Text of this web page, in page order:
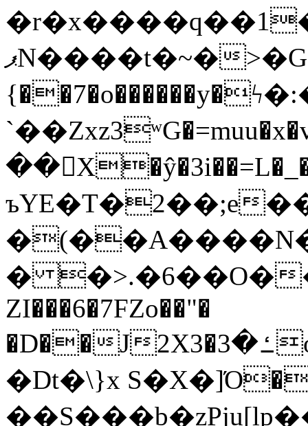
ޕN����t�~�>�G�{�Wރ�sl̞�@x_:�ˏ��՛��zU;wk�F�m�q}
ъYE�T�2��;e
� �>.�6��O�
ZI���6�7FZo��"�
�D��J2X3�ߑ�3o�|aak�q�@����]�K���w���r;�
�Dt�\}x